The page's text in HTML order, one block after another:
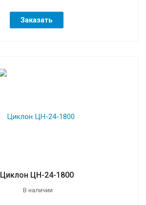
Заказать
Циклон ЦН-24-1800
В наличии